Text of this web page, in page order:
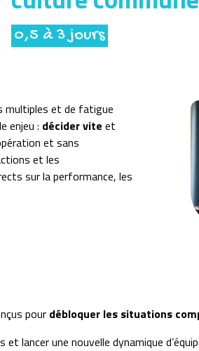
0,5 à 3 jours
multiples et de fatigue
enjeu : décider vite et
et sans
et les
sur la performance, les
pour débloquer les situations
lancer une nouvelle dynamique